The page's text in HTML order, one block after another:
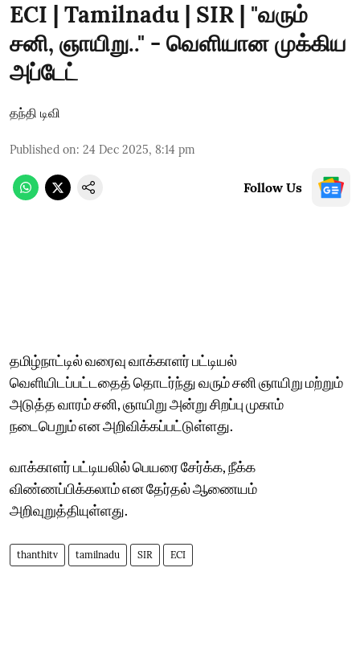
ECI | Tamilnadu | SIR | "வரும்
சனி, ஞாயிறு.." - வெளியான முக்கிய
அப்டேட்
தந்தி டிவி
Published on: 24 Dec 2025, 8:14 pm
Follow Us
தமிழ்நாட்டில் வரைவு வாக்காளர் பட்டியல்
வெளியிடப்பட்டதைத் தொடர்ந்து வரும் சனி ஞாயிறு மற்றும்
அடுத்த வாரம் சனி, ஞாயிறு அன்று சிறப்பு முகாம்
நடைபெறும் என அறிவிக்கப்பட்டுள்ளது.
வாக்காளர் பட்டியலில் பெயரை சேர்க்க, நீக்க
விண்ணப்பிக்கலாம் என தேர்தல் ஆணையம்
அறிவுறுத்தியுள்ளது.
thanthitv tamilnadu SIR ECI